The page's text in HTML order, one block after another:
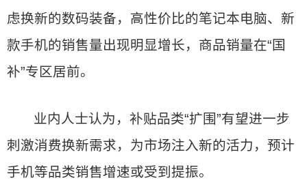
虑换新的数码装备，高性价比的笔记本电脑、新
款手机的销售量出现明显增长，商品销量在“国
补”专区居前。
业内人士认为，补贴品类“扩围”有望进一步
刺激消费换新需求，为市场注入新的活力，预计
手机等品类销售增速或受到提振。